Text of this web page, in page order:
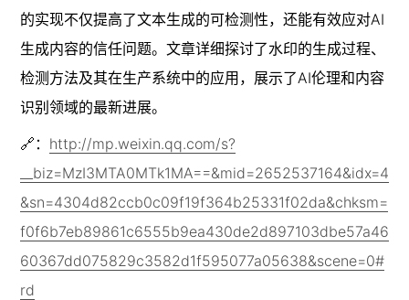
的实现不仅提高了文本生成的可检测性，还能有效应对AI
生成内容的信任问题。文章详细探讨了水印的生成过程、
检测方法及其在生产系统中的应用，展示了AI伦理和内容
识别领域的最新进展。
🔗： http://mp.weixin.qq.com/s?
__biz=MzI3MTA0MTk1MA==&mid=2652537164&idx=4
&sn=4304d82ccb0c09f19f364b25331f02da&chksm=
f0f6b7eb89861c6555b9ea430de2d897103dbe57a46
60367dd075829c3582d1f595077a05638&scene=0#
rd